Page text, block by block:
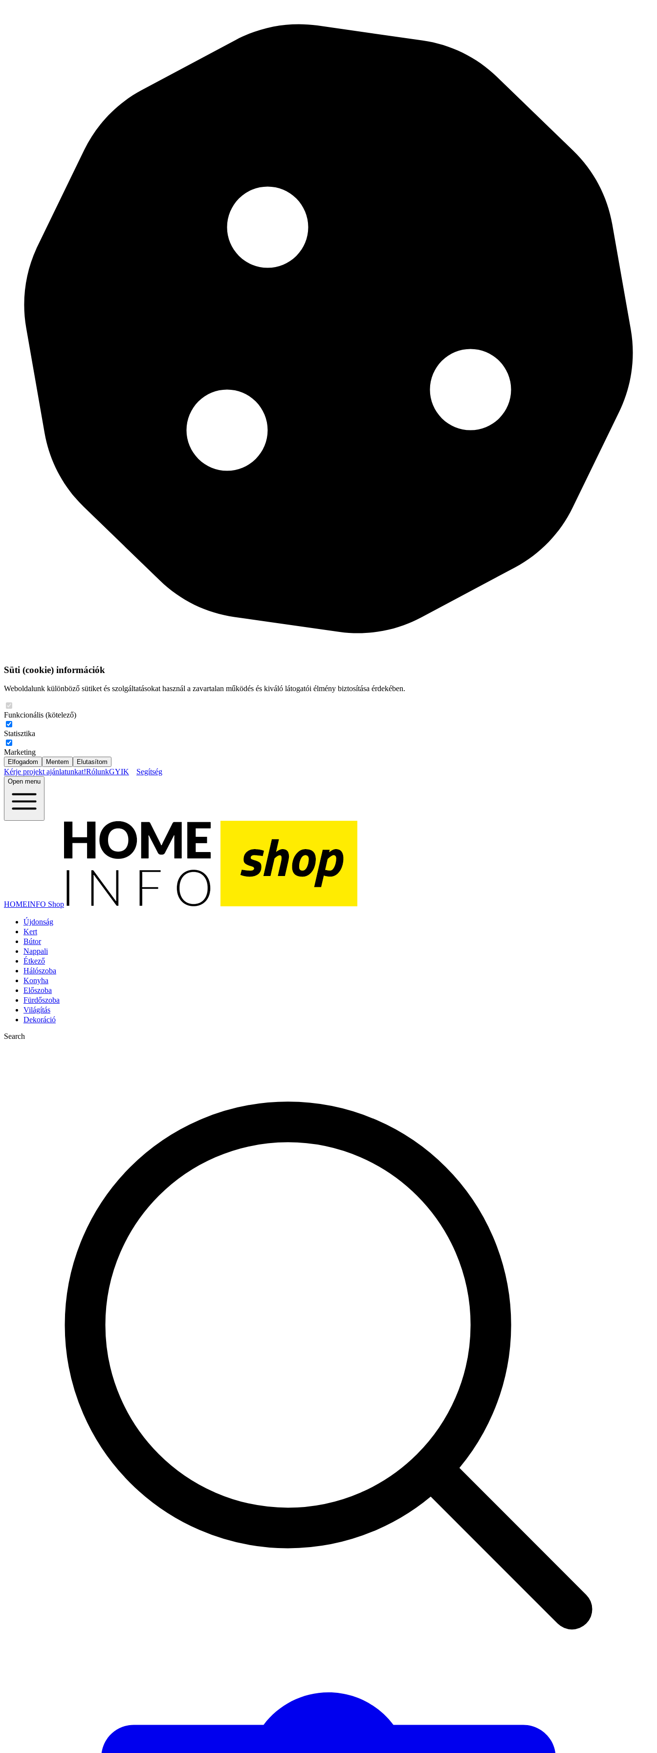
Süti (cookie) információk
Weboldalunk különböző sütiket és szolgáltatásokat használ a zavartalan működés és kiváló látogatói élmény biztosítása érdekében.
Funkcionális (kötelező)
Statisztika
Marketing
Elfogadom Mentem Elutasítom
Kérje projekt ajánlatunkat!RólunkGYIK Segítség
Open menu
HOMEINFO Shop
Újdonság
Kert
Bútor
Nappali
Étkező
Hálószoba
Konyha
Előszoba
Fürdőszoba
Világítás
Dekoráció
Search